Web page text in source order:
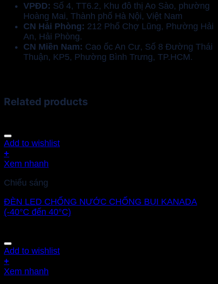
VPĐD: Số 4, TT6.2, Khu đô thị Ao Sào, phường
Hoàng Mai, Thành phố Hà Nội, Việt Nam
CN Hải Phòng: 212 Phố Chợ Lũng, Phường Hải
An, Hải Phòng.
CN Miền Nam: Cao ốc An Cư, Số 8 Đường Thái
Thuận, KP5, Phường Bình Trưng, TP.HCM.
Related products
Add to wishlist
+
Xem nhanh
Chiếu sáng
ĐÈN LED CHỐNG NƯỚC CHỐNG BỤI KANADA
(-40°C đến 40°C)
Add to wishlist
+
Xem nhanh